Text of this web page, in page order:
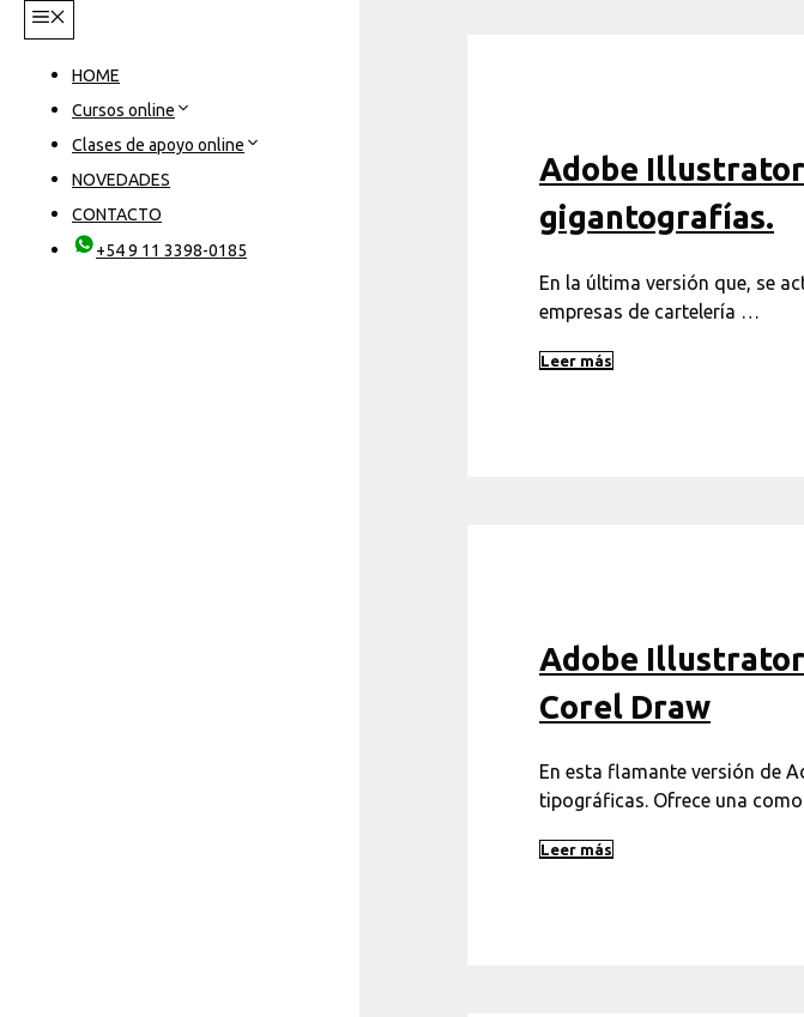
HOME
Cursos online
Clases de apoyo online
NOVEDADES
CONTACTO
+54 9 11 3398-0185
Adobe Illustrator
gigantografías.
En la última versión que, se
empresas de cartelería …
Leer más
Adobe Illustrator
Corel Draw
En esta flamante versión de
tipográficas. Ofrece una
Leer más